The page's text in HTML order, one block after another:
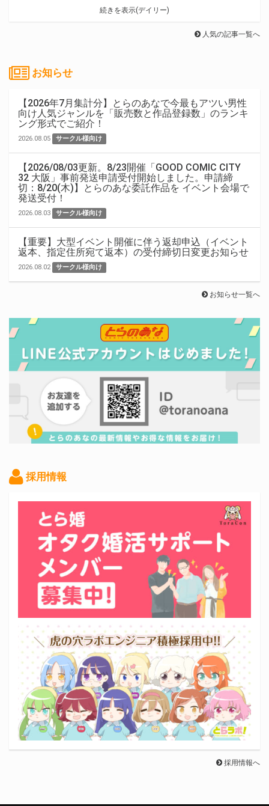
続きを表示(デイリー)
人気の記事一覧へ
お知らせ
【2026年7月集計分】とらのあなで今最もアツい男性
向け人気ジャンルを「販売数と作品登録数」のランキ
ング形式でご紹介！
2026.08.05 サークル様向け
【2026/08/03更新。8/23開催「GOOD COMIC CITY
32 大阪」事前発送申請受付開始しました。申請締
切：8/20(木)】とらのあな委託作品を イベント会場で
発送受付！
2026.08.03 サークル様向け
【重要】大型イベント開催に伴う返却申込（イベント
返本、指定住所宛て返本）の受付締切日変更お知らせ
2026.08.02 サークル様向け
お知らせ一覧へ
採用情報
採用情報へ